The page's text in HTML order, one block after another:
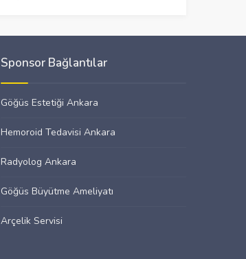
Sponsor Bağlantılar
Göğüs Estetiği Ankara
Hemoroid Tedavisi Ankara
Radyolog Ankara
Göğüs Büyütme Ameliyatı
Arçelik Servisi